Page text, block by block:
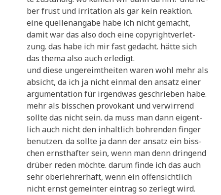
ber frust und irri­ta­ti­on als gar kein reak­ti­on.
eine quel­len­an­ga­be habe ich nicht gemacht,
damit war das also doch eine copy­right­ver­let­
zung. das habe ich mir fast gedacht. hät­te sich
das the­ma also auch erledigt.
und die­se unge­reimt­hei­ten waren wohl mehr als
absicht, da ich ja nicht ein­mal den ansatz einer
argu­men­ta­ti­on für irgend­was geschrie­ben habe.
mehr als biss­chen pro­vo­kant und ver­wir­rend
soll­te das nicht sein. da muss man dann eigent­
lich auch nicht den inhalt­lich boh­ren­den fin­ger
benut­zen. da soll­te ja dann der ansatz ein biss­
chen ernst­haf­ter sein, wenn man denn drin­gend
drü­ber reden möch­te. dar­um fin­de ich das auch
sehr ober­leh­rer­haft, wenn ein offen­sicht­lich
nicht ernst gemein­ter ein­trag so zer­legt wird.